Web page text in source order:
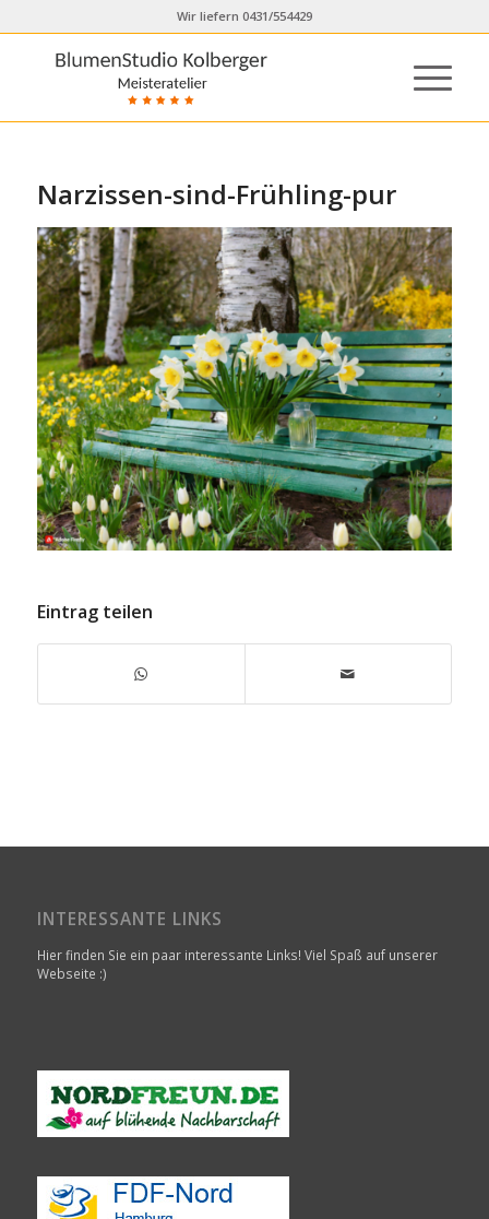
Wir liefern 0431/554429
Narzissen-sind-Frühling-pur
Eintrag teilen
INTERESSANTE LINKS
Hier finden Sie ein paar interessante Links! Viel Spaß auf unserer
Webseite :)